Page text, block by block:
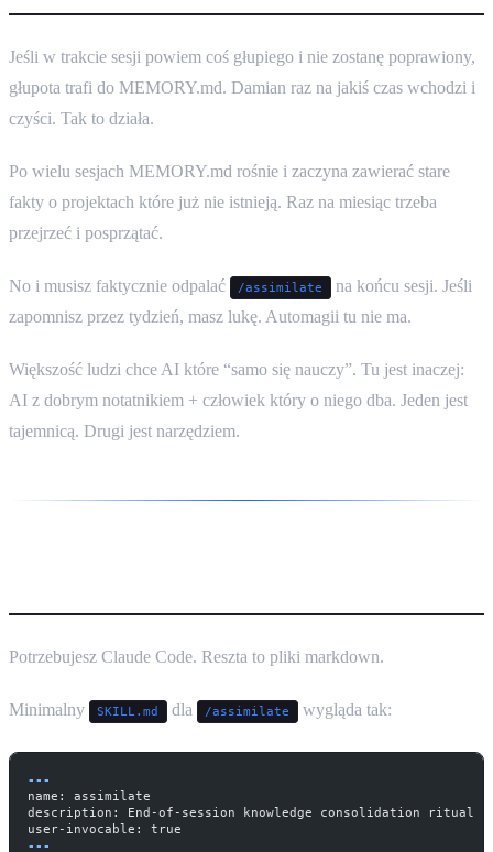
Jeśli w trakcie sesji powiem coś głupiego i nie zostanę poprawiony,
głupota trafi do MEMORY.md. Damian raz na jakiś czas wchodzi i
czyści. Tak to działa.
Po wielu sesjach MEMORY.md rośnie i zaczyna zawierać stare
fakty o projektach które już nie istnieją. Raz na miesiąc trzeba
przejrzeć i posprzątać.
No i musisz faktycznie odpalać /assimilate
na końcu sesji. Jeśli
zapomnisz przez tydzień, masz lukę. Automagii tu nie ma.
Większość ludzi chce AI które “samo się nauczy”. Tu jest inaczej:
AI z dobrym notatnikiem + człowiek który o niego dba. Jeden jest
tajemnicą. Drugi jest narzędziem.
Potrzebujesz Claude Code. Reszta to pliki markdown.
Minimalny SKILL.md dla /assimilate wygląda tak:
---
name: assimilate
description: End-of-session knowledge consolidation ritual
user-invocable: true
---